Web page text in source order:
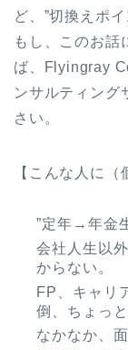
ど、”切換えポ
もし、このお話
ば、Flyingray
ンサルティング
さい。
【こんな人に（
”定年→年金
会社人生以
からない。
FP、キャリ
倒、ちょっ
なかなか、